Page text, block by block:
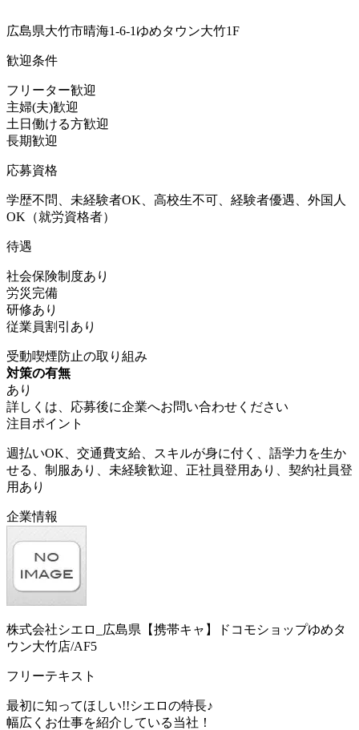
広島県大竹市晴海1-6-1ゆめタウン大竹1F
歓迎条件
フリーター歓迎
主婦(夫)歓迎
土日働ける方歓迎
長期歓迎
応募資格
学歴不問、未経験者OK、高校生不可、経験者優遇、外国人
OK（就労資格者）
待遇
社会保険制度あり
労災完備
研修あり
従業員割引あり
受動喫煙防止の取り組み
対策の有無
あり
詳しくは、応募後に企業へお問い合わせください
注目ポイント
週払いOK、交通費支給、スキルが身に付く、語学力を生か
せる、制服あり、未経験歓迎、正社員登用あり、契約社員登
用あり
企業情報
株式会社シエロ_広島県【携帯キャ】ドコモショップゆめタ
ウン大竹店/AF5
フリーテキスト
最初に知ってほしい!!シエロの特長♪
幅広くお仕事を紹介している当社！